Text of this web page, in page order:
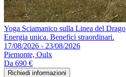
Yoga Sciamanico sulla Linea del Drago
Energia unica. Benefici straordinari.
17/08/2026 - 23/08/2026
Piemonte, Oulx
Da 690 €
Richiedi informazioni